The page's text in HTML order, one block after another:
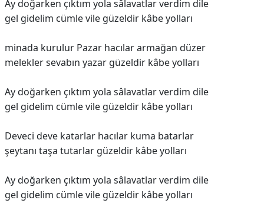
Ay doğarken çıktım yola sâlavatlar verdim dile
gel gidelim cümle vile güzeldir kâbe yolları
minada kurulur Pazar hacılar armağan düzer
melekler sevabın yazar güzeldir kâbe yolları
Ay doğarken çıktım yola sâlavatlar verdim dile
gel gidelim cümle vile güzeldir kâbe yolları
Deveci deve katarlar hacılar kuma batarlar
şeytanı taşa tutarlar güzeldir kâbe yolları
Ay doğarken çıktım yola sâlavatlar verdim dile
gel gidelim cümle vile güzeldir kâbe yolları